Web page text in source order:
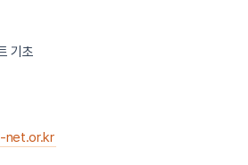
기초
net.or.kr